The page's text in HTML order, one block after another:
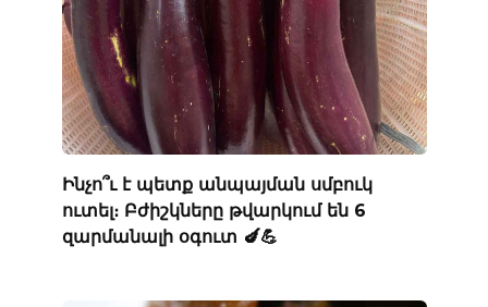
Ինչո՞ւ է պետք անպայման սմբուկ
ուտել։ Բժիշկները թվարկում են 6
զարմանալի օգուտ 🍆💪